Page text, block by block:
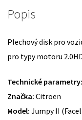
Popis
Plechový disk pro
pro typy motoru
Technické parametry:
Značka: Citroen
Model: Jumpy II